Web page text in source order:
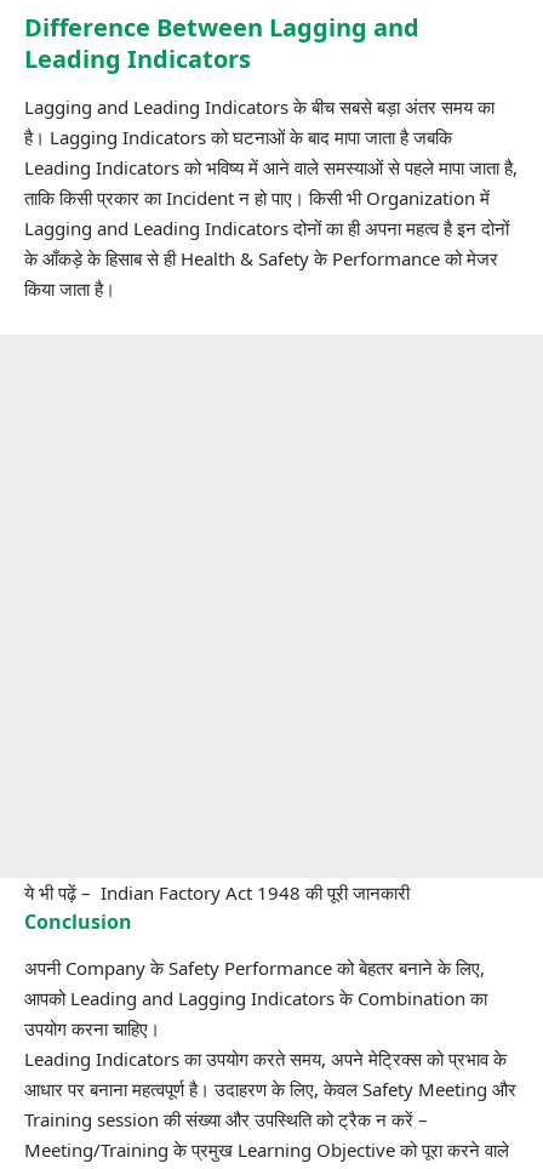
Difference Between Lagging and
Leading Indicators
Lagging and Leading Indicators के बीच सबसे बड़ा अंतर समय का
है। Lagging Indicators को घटनाओं के बाद मापा जाता है जबकि
Leading Indicators को भविष्य में आने वाले समस्याओं से पहले मापा जाता है,
ताकि किसी प्रकार का Incident न हो पाए। किसी भी Organization में
Lagging and Leading Indicators दोनों का ही अपना महत्व है इन दोनों
के आँकड़े के हिसाब से ही Health & Safety के Performance को मेजर
किया जाता है।
ये भी पढ़ें – Indian Factory Act 1948 की पूरी जानकारी
Conclusion
अपनी Company के Safety Performance को बेहतर बनाने के लिए,
आपको Leading and Lagging Indicators के Combination का
उपयोग करना चाहिए।
Leading Indicators का उपयोग करते समय, अपने मेट्रिक्स को प्रभाव के
आधार पर बनाना महत्वपूर्ण है। उदाहरण के लिए, केवल Safety Meeting और
Training session की संख्या और उपस्थिति को ट्रैक न करें –
Meeting/Training के प्रमुख Learning Objective को पूरा करने वाले